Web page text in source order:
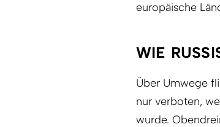
europäische
WIE
Über Umwege
nur verboten,
wurde.